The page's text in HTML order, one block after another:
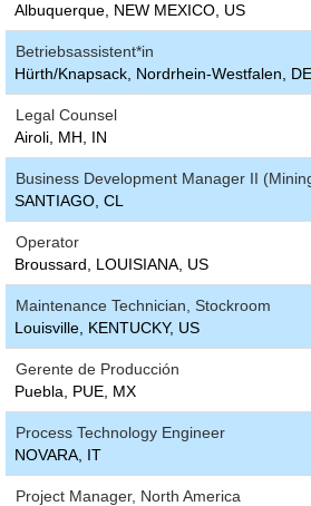
Albuquerque, NEW MEXICO, US
Betriebsassistent*in
Hürth/Knapsack, Nordrhein-Westfalen, DE
Legal Counsel
Airoli, MH, IN
Business Development Manager II
SANTIAGO, CL
Operator
Broussard, LOUISIANA, US
Maintenance Technician, Stockroom
Louisville, KENTUCKY, US
Gerente de Producción
Puebla, PUE, MX
Process Technology Engineer
NOVARA, IT
Project Manager, North America